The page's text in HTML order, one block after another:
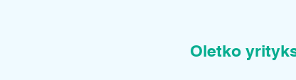
Oletko